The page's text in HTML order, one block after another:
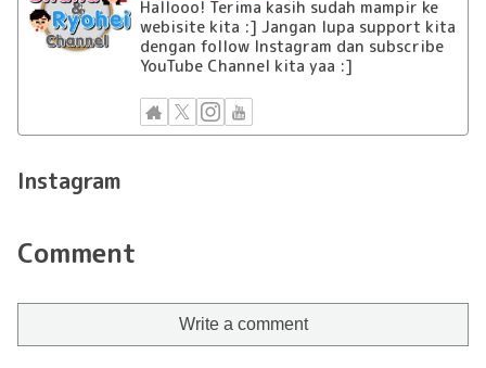
Hallooo! Terima kasih sudah mampir ke
webisite kita :] Jangan lupa support kita
dengan follow Instagram dan subscribe
YouTube Channel kita yaa :]
Instagram
Comment
Write a comment